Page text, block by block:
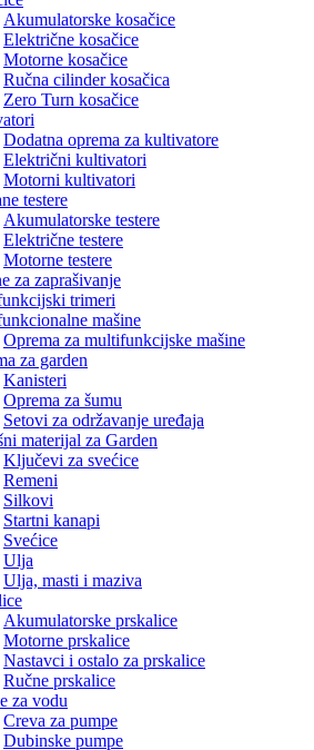
Akumulatorske kosačice
Električne kosačice
Motorne kosačice
Ručna cilinder kosačica
Zero Turn kosačice
Dodatna oprema za kultivatore
Električni kultivatori
Motorni kultivatori
testere
Akumulatorske testere
Električne testere
Motorne testere
za zaprašivanje
trimeri
mašine
Oprema za multifunkcijske mašine
za garden
Kanisteri
Oprema za šumu
Setovi za održavanje uređaja
materijal za Garden
Ključevi za svećice
Remeni
Silkovi
Startni kanapi
Svećice
Ulja
Ulja, masti i maziva
Akumulatorske prskalice
Motorne prskalice
Nastavci i ostalo za prskalice
Ručne prskalice
za vodu
Creva za pumpe
Dubinske pumpe